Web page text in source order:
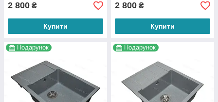
2 800 ₴
Купити
2 800 ₴
Купити
Подарунок Подарунок